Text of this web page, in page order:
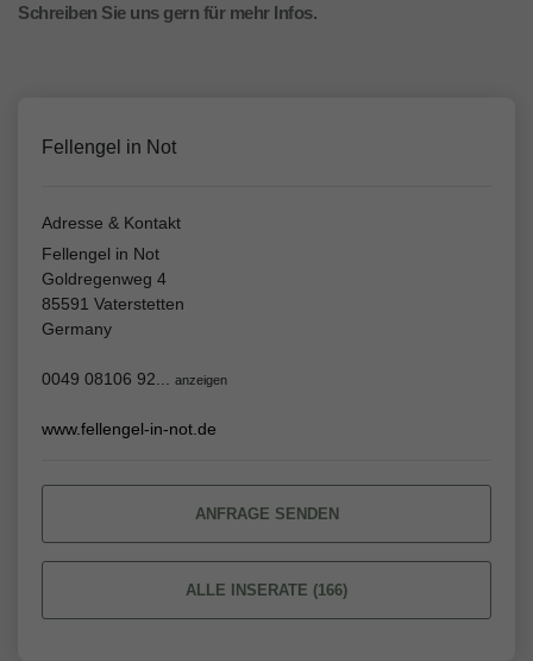
Schreiben Sie uns gern für mehr Infos.
Fellengel in Not
Adresse & Kontakt
Fellengel in Not
Goldregenweg 4
85591 Vaterstetten
Germany
0049 08106 92... anzeigen
www.fellengel-in-not.de
ANFRAGE SENDEN
ALLE INSERATE (166)